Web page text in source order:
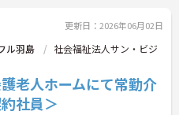
更新日：2026年06月02日
ル羽島
社会福祉法人サン・ビジ
老人ホームにて常勤介
社員＞